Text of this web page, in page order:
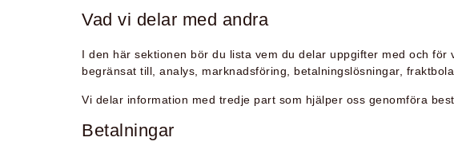
Vad vi delar med andra
I den här sektionen bör du lista vem du delar uppgifter med och
begränsat till, analys, marknadsföring, betalningslösningar,
Vi delar information med tredje part som hjälper oss genomföra
Betalningar